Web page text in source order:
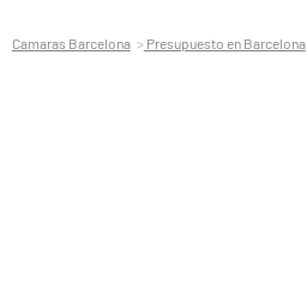
Camaras Barcelona Presupuesto en Barcelona